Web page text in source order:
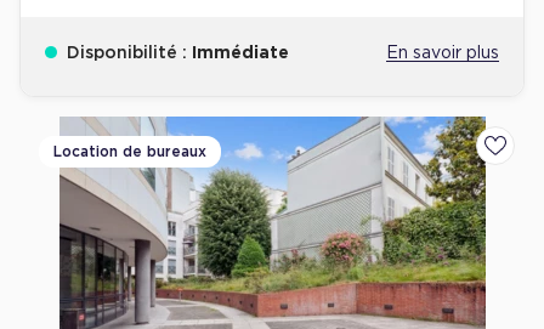
Disponibilité : Immédiate En savoir plus
Location de bureaux